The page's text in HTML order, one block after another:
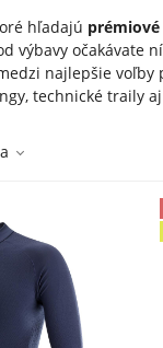
hľadajú
výbavy očakávate
najlepšie voľby
technické traily